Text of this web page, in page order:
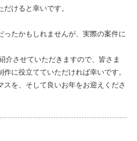
けると幸いです。
ったかもしれませんが、実際の案件に
介させていただきますので、皆さま
に役立てていただければ幸いです。
スを、そして良いお年をお迎えくださ